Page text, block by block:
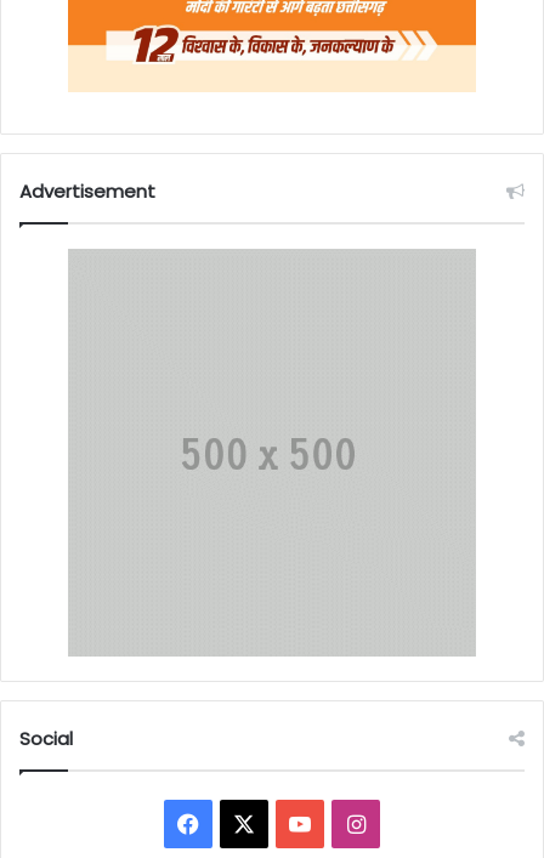
Advertisement
Social
Facebook YouTubeInstagram